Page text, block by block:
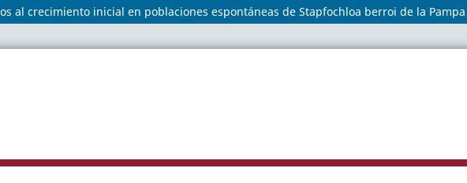
al crecimiento inicial en poblaciones espontáneas de Stapfochloa berroi de la